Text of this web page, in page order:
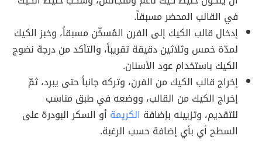
في القالب المحضر مسبقاً.
إدخال قالب الكيك إلى الفرن المُسخّن مسبقاً، وخبز الكيك
لمدّة خمس وثلاثين دقيقة تقريباً، والتأكد من درجة نضوج
الكيك باستخدام عود الأسنان.
إخراج قالب الكيك من الفرن، وتركه جانباً حتى يبرد، ثمّ
إخراج الكيك من القالب، ووضعه في طبق مناسب
للتقديم، وتزيينه بإضافة الكريمة أو السكر البودرة على
السطح أي بأي إضافة حسب الرغبة.